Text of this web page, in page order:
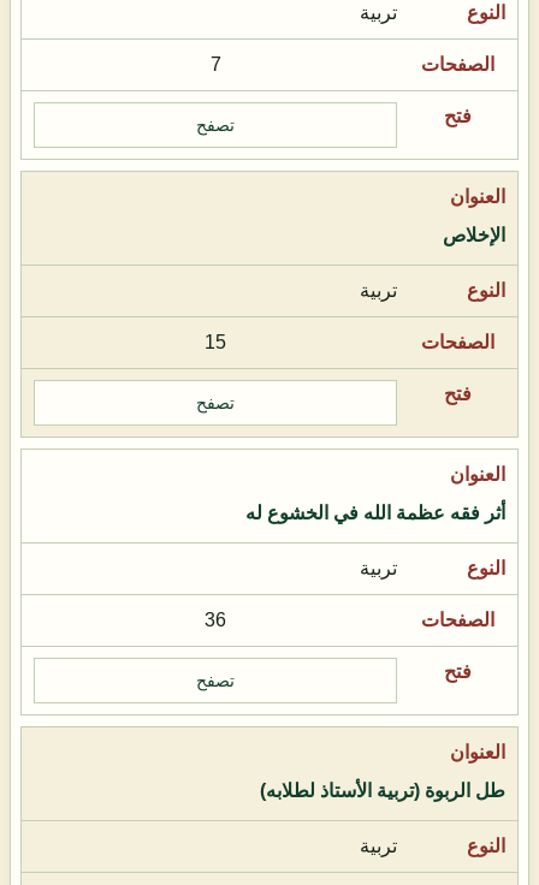
تربية
7
تصفح
الإخلاص
تربية
15
تصفح
أثر فقه عظمة الله في الخشوع له
تربية
36
تصفح
طل الربوة (تربية الأستاذ لطلابه)
تربية